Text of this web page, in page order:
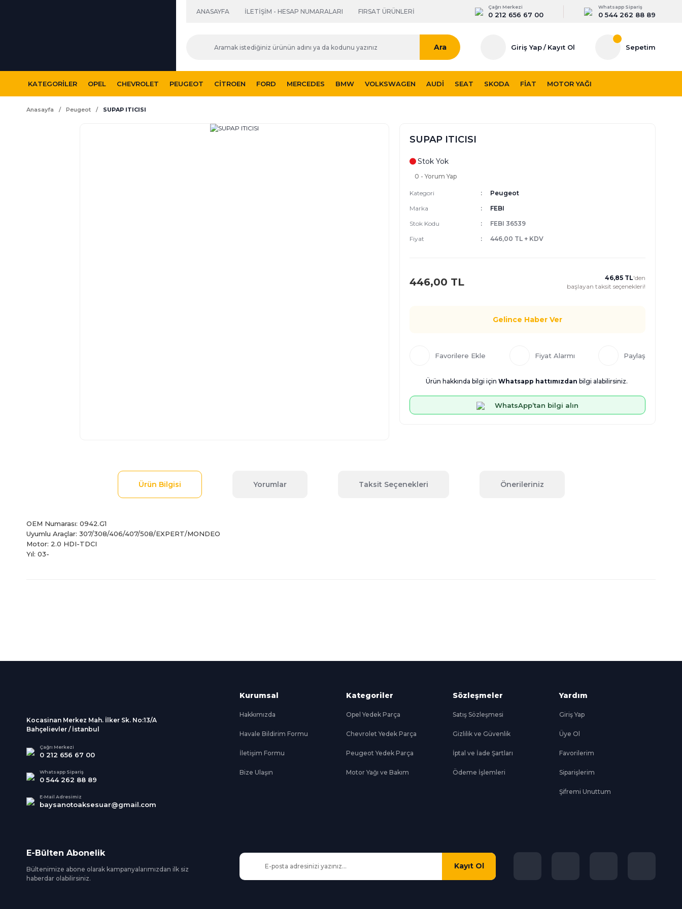
ANASAYFA İLETİŞİM - HESAP NUMARALARI FIRSAT ÜRÜNLERİ
Çağrı Merkezi
0 212 656 67 00
Whatsapp Sipariş
0 544 262 88 89
Ara Giriş Yap/ Kayıt Ol Sepetim
KATEGORILER OPEL CHEVROLET PEUGEOT CITROEN FORD MERCEDES BMW VOLKSWAGEN AUDI SEAT SKODA FIAT MOTOR YAĞI
Anasayfa Peugeot SUPAP ITICISI
SUPAP ITICISI
Stok Yok
0 - Yorum Yap
Kategori
Peugeot
Marka
FEBI
Stok Kodu
FEBI 36539
Fiyat
446,00 TL + KDV
446,00 TL 46,85 TL'den
başlayan taksit seçenekleri!
Gelince Haber Ver
Fiyat Alarmı Paylaş
Ürün hakkında bilgi için Whatsapp hattımızdan bilgi alabilirsiniz.
WhatsApp’tan bilgi alın
Ürün Bilgisi Yorumlar Taksit Seçenekleri Önerileriniz
OEM Numarası: 0942.G1
Uyumlu Araçlar: 307/308/406/407/508/EXPERT/MONDEO
Motor: 2.0 HDI-TDCI
Yıl: 03-
Gönder
Kocasinan Merkez Mah. İlker Sk. No:13/A
Bahçelievler / İstanbul
Çağrı Merkezi
0 212 656 67 00
Whatsapp Sipariş
0 544 262 88 89
E-Mail Adresimiz
baysanotoaksesuar@gmail.com
Kurumsal
Hakkımızda
Havale Bildirim Formu
İletişim Formu
Bize Ulaşın
Kategoriler
Opel Yedek Parça
Chevrolet Yedek Parça
Peugeot Yedek Parça
Motor Yağı ve Bakım
Sözleşmeler
Satış Sözleşmesi
Gizlilik ve Güvenlik
İptal ve İade Şartları
Ödeme İşlemleri
Yardım
Giriş Yap
Üye Ol
Favorilerim
Siparişlerim
Şifremi Unuttum
E-Bülten Abonelik
Bültenimize abone olarak kampanyalarımızdan ilk siz
haberdar olabilirsiniz.
Kayıt Ol